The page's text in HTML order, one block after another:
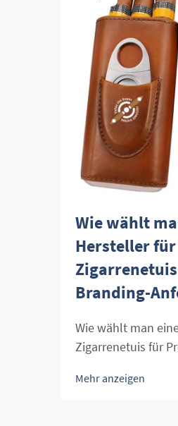
Wie wählt
Hersteller für
Branding-
Wie wählt man
Zigarrenetuis für
Mehr anzeigen